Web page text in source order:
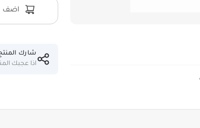
اضف
شارك
اذا عجبك